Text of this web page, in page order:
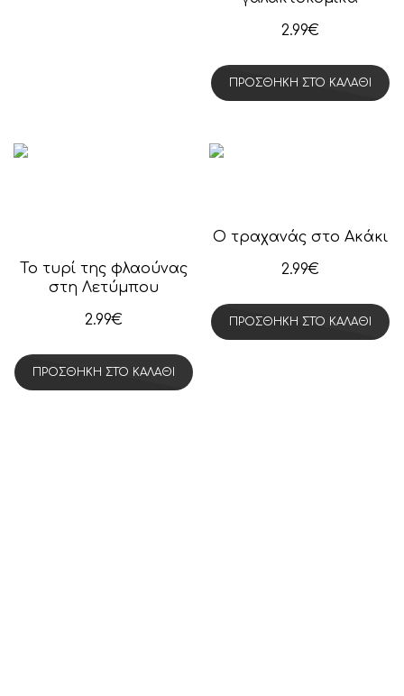
2.99€
ΠΡΟΣΘΉΚΗ ΣΤΟ ΚΑΛΆΘΙ
Το τυρί της φλαούνας
στη Λετύμπου
2.99€
ΠΡΟΣΘΉΚΗ ΣΤΟ ΚΑΛΆΘΙ
Ο τραχανάς στο Ακάκι
2.99€
ΠΡΟΣΘΉΚΗ ΣΤΟ ΚΑΛΆΘΙ